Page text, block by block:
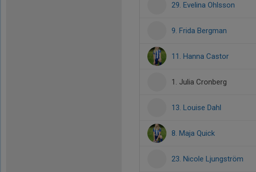
29. Evelina Ohlsson
9. Frida Bergman
11. Hanna Castor
1. Julia Cronberg
13. Louise Dahl
8. Maja Quick
23. Nicole Ljungström